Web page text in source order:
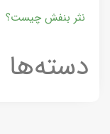
نثر بنفش چیست؟
دسته‌ها